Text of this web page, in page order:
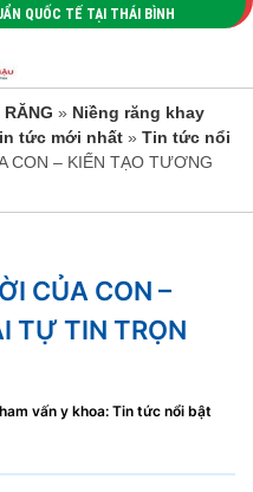
QUỐC TẾ TẠI THÁI BÌNH
RĂNG » Niềng răng khay
tức mới nhất » Tin tức nổi
CON – KIẾN TẠO TƯƠNG
CỦA CON –
TỰ TIN TRỌN
vấn y khoa: Tin tức nổi bật